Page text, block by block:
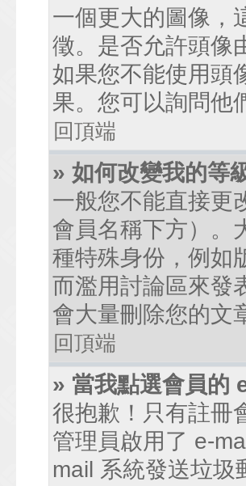
一個更大的圖像，
徵。是否允許頭像
如果您不能使用頭
果。您可以詢問他
回頂端
» 如何改變我的等
一般您不能直接更
會員名稱下方）。
種特殊身份，例如
而濫用討論區來發
會大量刪除您的文
回頂端
» 當我點選會員的
很抱歉！只有註冊
管理員啟用了 e-
mail 系統發送垃圾